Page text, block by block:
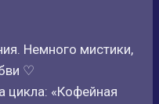
Немного мистики,
♡
цикла: «Кофейная